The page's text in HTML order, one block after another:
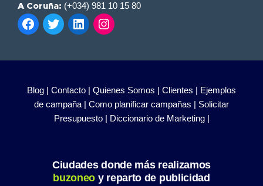
A Coruña: (+034) 981 10 15 80
Blog | Contacto | Quienes Somos | Clientes | Ejemplos
de campaña | Como planificar campañas | Solicitar
Presupuesto | Diccionario de Marketing |
Ciudades donde más realizamos
buzoneo y reparto de publicidad